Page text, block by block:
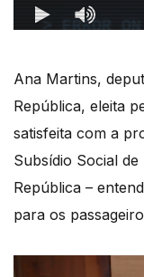
Ana Martins,
República, eleita
satisfeita com a
Subsídio Social
República –
para os